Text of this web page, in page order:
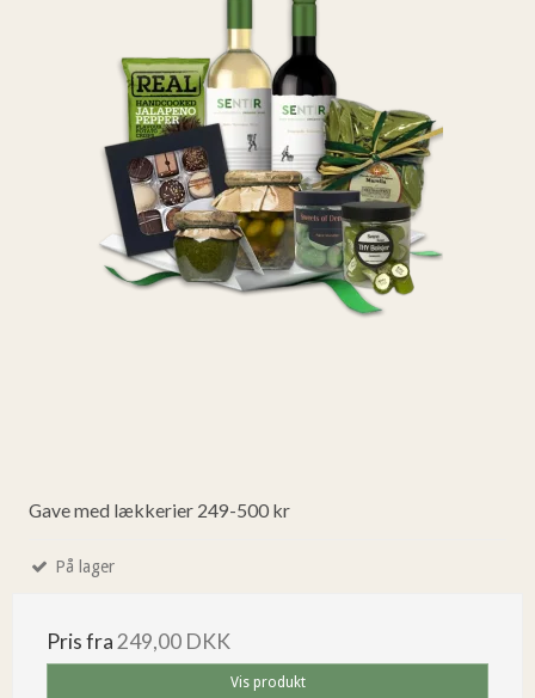
Gave med lækkerier 249-500 kr
På lager
Pris fra 249,00 DKK
Vis produkt